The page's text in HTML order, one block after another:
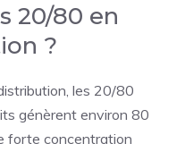
20/80 en
?
les 20/80
génèrent environ 80
forte concentration